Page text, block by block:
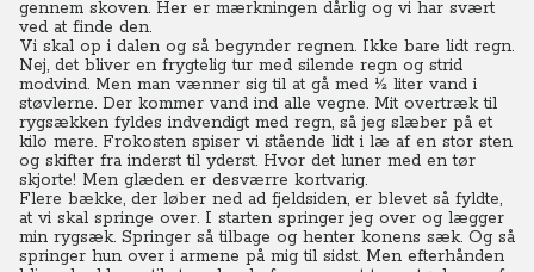
gennem skoven. Her er mærkningen dårlig og vi har svært
ved at finde den.
Vi skal op i dalen og så begynder regnen. Ikke bare lidt regn.
Nej, det bliver en frygtelig tur med silende regn og strid
modvind. Men man vænner sig til at gå med ½ liter vand i
støvlerne. Der kommer vand ind alle vegne. Mit overtræk til
rygsækken fyldes indvendigt med regn, så jeg slæber på et
kilo mere. Frokosten spiser vi stående lidt i læ af en stor sten
og skifter fra inderst til yderst. Hvor det luner med en tør
skjorte! Men glæden er desværre kortvarig.
Flere bække, der løber ned ad fjeldsiden, er blevet så fyldte,
at vi skal springe over. I starten springer jeg over og lægger
min rygsæk. Springer så tilbage og henter konens sæk. Og så
springer hun over i armene på mig til sidst. Men efterhånden